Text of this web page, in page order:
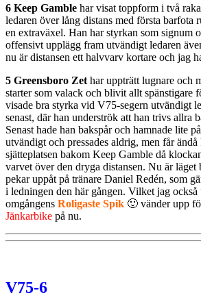
6 Keep Gamble har visat toppform i två
ledaren över lång distans med första
en extraväxel. Han har styrkan som signum
offensivt upplägg fram utvändigt ledaren
nu är distansen ett halvvarv kortare och jag
5 Greensboro Zet har uppträtt lugnare och
starter som valack och blivit allt spänstigare
visade bra styrka vid V75-segern utvändigt
senast, där han underströk att han trivs allra
Senast hade han bakspår och hamnade lite
utvändigt och pressades aldrig, men får
sjätteplatsen bakom Keep Gamble då
varvet över den dryga distansen. Nu är läget
pekar uppåt på tränare Daniel Redén, som
i ledningen den här gången. Vilket jag också
omgångens Roligaste Spik 🙂 vänder upp
Jänkarbike på nu.
V75-6